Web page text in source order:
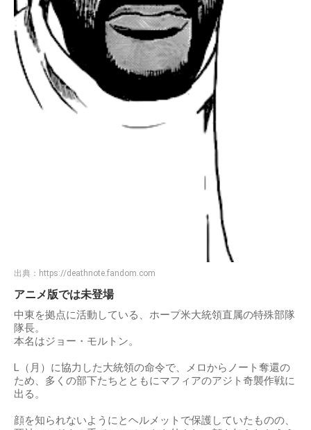
出典： https://deathnote.fandom.com
アニメ版では未登場
中東を拠点に活動している、ホープ米大統領直属の特殊部隊
隊長。
本名はジョー・モルトン。
L（月）に協力した大統領の命令で、メロからノート奪還の
ため、多くの部下たちとともにマフィアのアジト奇襲作戦に
出る。
顔を知られないようにとヘルメットで保護していたものの、